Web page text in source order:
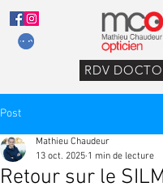
RDV
Post
Retour sur le
Mathieu Chaudeur
13 oct. 2025 1 min de lecture